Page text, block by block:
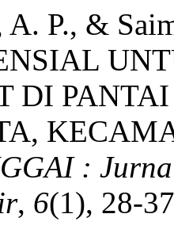
A. P., &
DI
:
, 6(1), 28-